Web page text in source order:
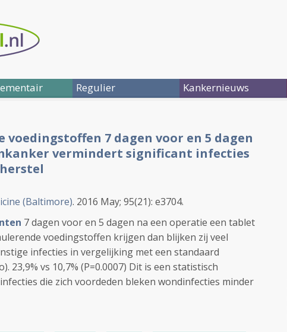
Regulier Kankernieuws
7 dagen voor en 5 dagen
vermindert significant infecties
(Baltimore). 2016 May; 95(21): e3704.
7 dagen voor en 5 dagen na een operatie een tablet
voedingstoffen krijgen dan blijken zij veel
infecties in vergelijking met een standaard
23,9% vs 10,7% (P=0.0007) Dit is een statistisch
die zich voordeden bleken wondinfecties minder